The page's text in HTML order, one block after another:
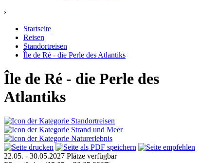
›
Startseite
Reisen
Standortreisen
Île de Ré - die Perle des Atlantiks
Île de Ré - die Perle des
Atlantiks
22.05. - 30.05.2027 Plätze verfügbar